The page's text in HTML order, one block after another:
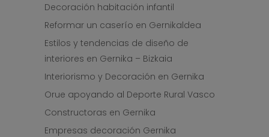
Decoración habitación infantil
Reformar un caserío en Gernikaldea
Estilos y tendencias de diseño de
interiores en Gernika – Bizkaia
Interiorismo y Decoración en Gernika
Orue apoyando al Deporte Rural Vasco
Constructoras en Gernika
Empresas decoración Gernika